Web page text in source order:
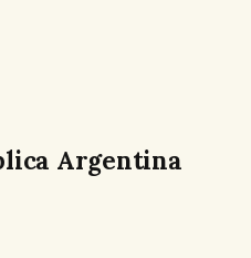
Argentina